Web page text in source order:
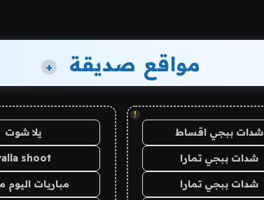
مواقع صديقة +
!
شدات ببجي اقساط
شدات ببجي تمارا
شدات ببجي تمارا
يلا شوت
shoot
مباريات اليوم